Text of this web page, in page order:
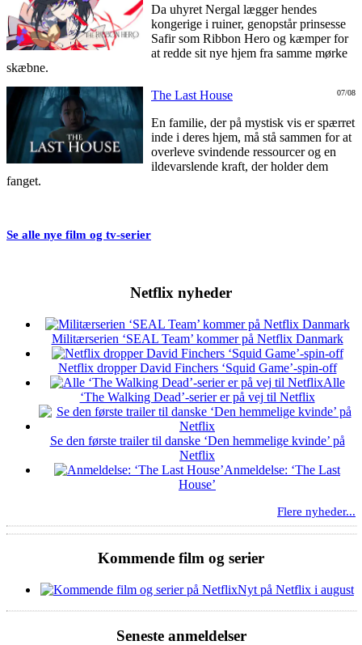
Da uhyret Nergal lægger hendes
kongerige i ruiner, genopstår prinsesse
Safir som Ribbon Hero og kæmper for
at redde sit nye hjem fra samme mørke
skæbne.
07/08
The Last House
En familie, der på mystisk vis er spærret
inde i deres hjem, må stå sammen for at
overleve svindende ressourcer og en
ildevarslende kraft, der holder dem
fanget.
Se alle nye film og tv-serier
Netflix nyheder
Militærserien ‘SEAL Team’ kommer på Netflix Danmark
Netflix dropper David Finchers ‘Squid Game’-spin-off
Alle
‘The Walking Dead’-serier er på vej til Netflix
Se den første trailer til danske ‘Den hemmelige kvinde’ på
Netflix
Anmeldelse: ‘The Last
House’
Flere nyheder...
Kommende film og serier
Nyt på Netflix i august
Seneste anmeldelser